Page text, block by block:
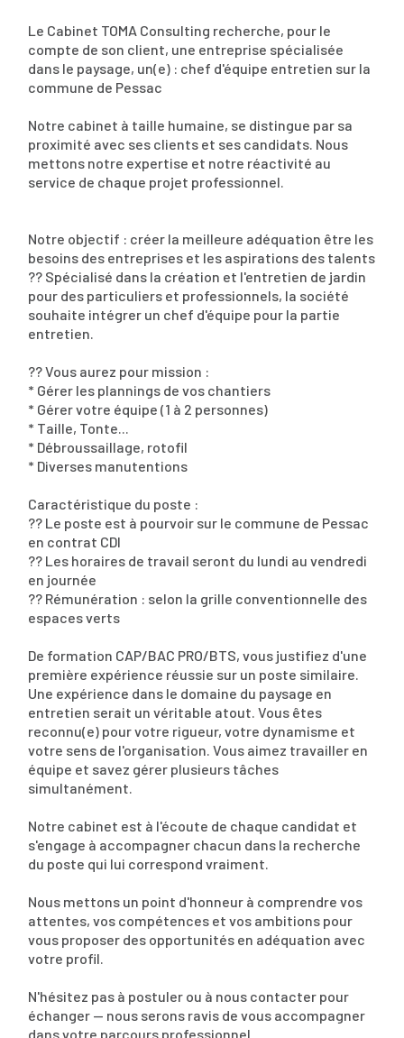
Le Cabinet TOMA Consulting recherche, pour le
compte de son client, une entreprise spécialisée
dans le paysage, un(e) : chef d'équipe entretien sur la
commune de Pessac
Notre cabinet à taille humaine, se distingue par sa
proximité avec ses clients et ses candidats. Nous
mettons notre expertise et notre réactivité au
service de chaque projet professionnel.
Notre objectif : créer la meilleure adéquation être les
besoins des entreprises et les aspirations des talents
?? Spécialisé dans la création et l'entretien de jardin
pour des particuliers et professionnels, la société
souhaite intégrer un chef d'équipe pour la partie
entretien.
?? Vous aurez pour mission :
* Gérer les plannings de vos chantiers
* Gérer votre équipe (1 à 2 personnes)
* Taille, Tonte...
* Débroussaillage, rotofil
* Diverses manutentions
Caractéristique du poste :
?? Le poste est à pourvoir sur le commune de Pessac
en contrat CDI
?? Les horaires de travail seront du lundi au vendredi
en journée
?? Rémunération : selon la grille conventionnelle des
espaces verts
De formation CAP/BAC PRO/BTS, vous justifiez d'une
première expérience réussie sur un poste similaire.
Une expérience dans le domaine du paysage en
entretien serait un véritable atout. Vous êtes
reconnu(e) pour votre rigueur, votre dynamisme et
votre sens de l'organisation. Vous aimez travailler en
équipe et savez gérer plusieurs tâches
simultanément.
Notre cabinet est à l'écoute de chaque candidat et
s'engage à accompagner chacun dans la recherche
du poste qui lui correspond vraiment.
Nous mettons un point d'honneur à comprendre vos
attentes, vos compétences et vos ambitions pour
vous proposer des opportunités en adéquation avec
votre profil.
N'hésitez pas à postuler ou à nous contacter pour
échanger — nous serons ravis de vous accompagner
dans votre parcours professionnel.